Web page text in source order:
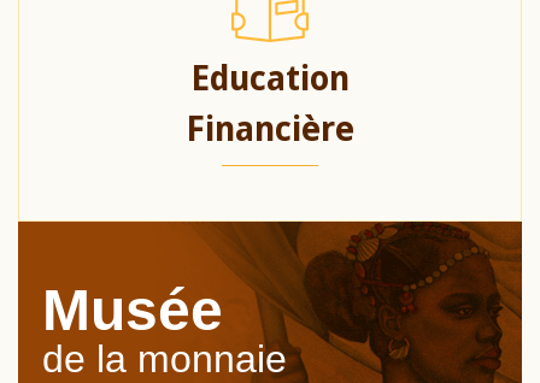
Education
Financière
Musée
de la monnaie